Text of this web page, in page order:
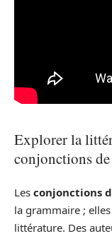
Explorer la
conjonctions
Les conjonctions
la grammaire ;
littérature. Des